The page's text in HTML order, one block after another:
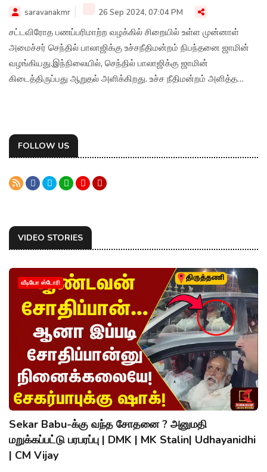
saravanakmr 26 Sep 2024, 07:04 PM
சட்டவிரோத பணப்பரிமாற்ற வழக்கில் சிறையில் உள்ள முன்னாள்
அமைச்சர் செந்தில் பாலாஜிக்கு உச்சநீதிமன்றம் நிபந்தனை ஜாமின்
வழங்கியது.இந்நிலையில், செந்தில் பாலாஜிக்கு ஜாமின்
கிடைத்திருப்பது ஆறுதல் அளிக்கிறது. உச்ச நீதிமன்றம் அளித்த
FOLLOW US
VIDEO STORIES
வீடியோ ஸ்டோரி
Sekar Babu-க்கு வந்த சோதனை ? அனுமதி
மறுக்கப்பட்டு பரபரப்பு | DMK | MK Stalin| Udhayanidhi
| CM Vijay